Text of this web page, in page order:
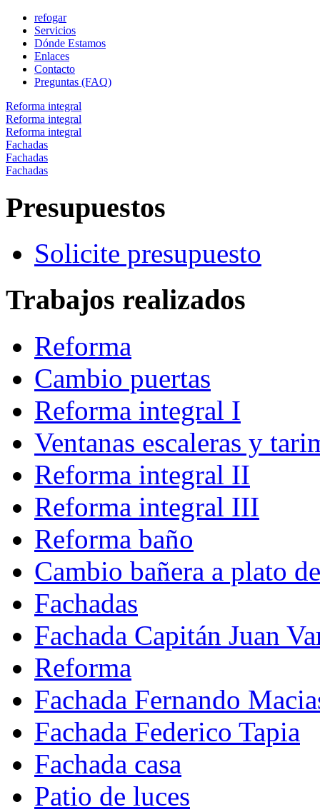
refogar
Servicios
Dónde Estamos
Enlaces
Contacto
Preguntas (FAQ)
Reforma integral
Reforma integral
Reforma integral
Fachadas
Fachadas
Fachadas
Presupuestos
Solicite presupuesto
Trabajos realizados
Reforma
Cambio puertas
Reforma integral I
Ventanas escaleras y
Reforma integral II
Reforma integral III
Reforma baño
Cambio bañera a plato
Fachadas
Fachada Capitán Juan
Reforma
Fachada Fernando
Fachada Federico Tapia
Fachada casa
Patio de luces